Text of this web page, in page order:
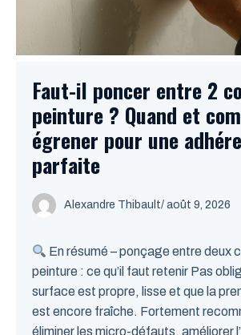
Faut-il poncer entre 2
peinture ? Quand et
égrener pour une
parfaite
Alexandre Thibault/ août 9, 2026
En résumé – ponçage entre deux
peinture : ce qu’il faut retenir Pas
surface est propre, lisse et que la
est encore fraîche. Fortement
éliminer les micro-défauts, améliorer